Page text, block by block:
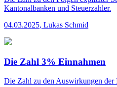
Kantonalbanken und Steuerzahler.
04.03.2025, Lukas Schmid
Die Zahl 3% Einnahmen
Die Zahl zu den Auswirkungen der